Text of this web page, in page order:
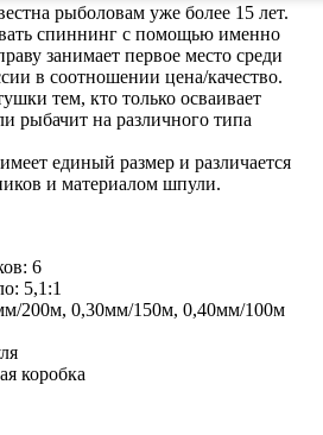
рыболовам уже более 15 лет.
спиннинг с помощью именно
занимает первое место среди
в соотношении цена/качество.
тем, кто только осваивает
рыбачит на различного типа
единый размер и различается
и материалом шпули.
6
5,1:1
200м, 0,30мм/150м, 0,40мм/100м
коробка